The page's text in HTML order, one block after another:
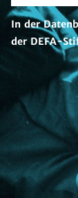
In der
der DEFA-